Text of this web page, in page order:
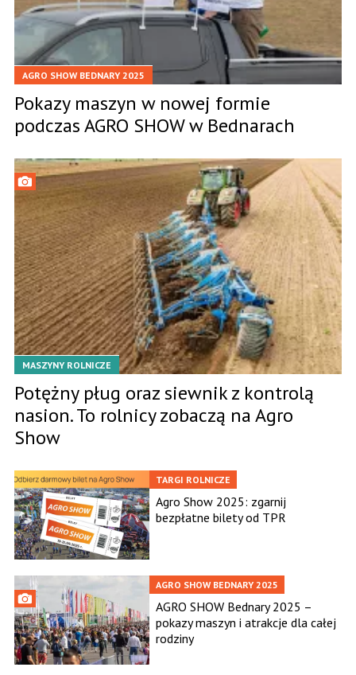
AGRO SHOW BEDNARY 2025
Pokazy maszyn w nowej formie
podczas AGRO SHOW w Bednarach
MASZYNY ROLNICZE
Potężny pług oraz siewnik z kontrolą
nasion. To rolnicy zobaczą na Agro
Show
TARGI ROLNICZE
Agro Show 2025: zgarnij
bezpłatne bilety od TPR
AGRO SHOW BEDNARY 2025
AGRO SHOW Bednary 2025 –
pokazy maszyn i atrakcje dla całej
rodziny